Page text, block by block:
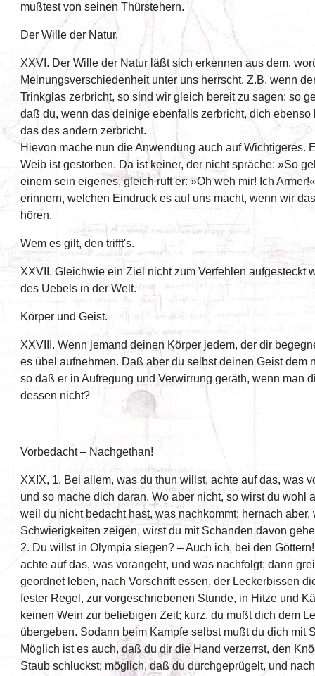
mußtest von seinen Thürstehern.
Der Wille der Natur.
XXVI. Der Wille der Natur läßt sich erkennen aus dem,
Meinungsverschiedenheit unter uns herrscht. Z.B. wenn
Trinkglas zerbricht, so sind wir gleich bereit zu sagen: so
daß du, wenn das deinige ebenfalls zerbricht, dich
das des andern zerbricht.
Hievon mache nun die Anwendung auch auf Wichtigeres.
Weib ist gestorben. Da ist keiner, der nicht spräche: »So
einem sein eigenes, gleich ruft er: »Oh weh mir! Ich
erinnern, welchen Eindruck es auf uns macht, wenn wir
hören.
Wem es gilt, den trifft's.
XXVII. Gleichwie ein Ziel nicht zum Verfehlen aufgesteckt
des Uebels in der Welt.
Körper und Geist.
XXVIII. Wenn jemand deinen Körper jedem, der dir
es übel aufnehmen. Daß aber du selbst deinen Geist dem
so daß er in Aufregung und Verwirrung geräth, wenn man
dessen nicht?
Vorbedacht – Nachgethan!
XXIX, 1. Bei allem, was du thun willst, achte auf das, was
und so mache dich daran. Wo aber nicht, so wirst du wohl
weil du nicht bedacht hast, was nachkommt; hernach
Schwierigkeiten zeigen, wirst du mit Schanden davon
2. Du willst in Olympia siegen? – Auch ich, bei den
achte auf das, was vorangeht, und was nachfolgt; dann
geordnet leben, nach Vorschrift essen, der Leckerbissen
fester Regel, zur vorgeschriebenen Stunde, in Hitze und
keinen Wein zur beliebigen Zeit; kurz, du mußt dich dem
übergeben. Sodann beim Kampfe selbst mußt du dich mit
Möglich ist es auch, daß du dir die Hand verzerrst, den
Staub schluckst; möglich, daß du durchgeprügelt, und